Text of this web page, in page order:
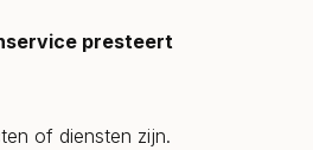
presteert
of diensten zijn.